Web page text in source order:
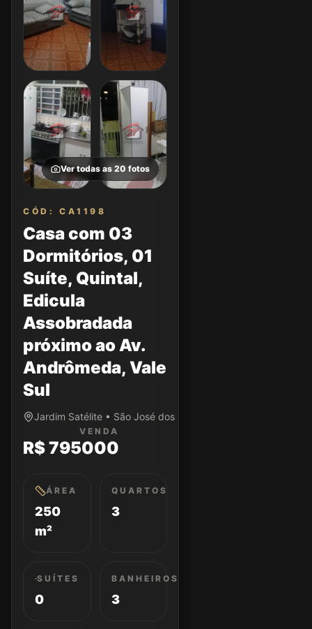
Ver todas as 20 fotos
CÓD: CA1198
Casa com 03
Dormitórios, 01
Suíte, Quintal,
Edicula
Assobradada
próximo ao Av.
Andrômeda, Vale
Sul
Jardim Satélite • São José dos Campos/SP
VENDA
R$ 795000
ÁREA
250
m²
QUARTOS
3
SUÍTES
0
BANHEIROS
3